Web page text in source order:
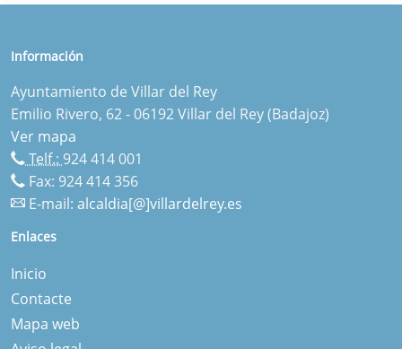
Información
Ayuntamiento de Villar del Rey
Emilio Rivero, 62 - 06192 Villar del Rey (Badajoz)
Ver mapa
Telf.: 924 414 001
Fax: 924 414 356
E-mail: alcaldia[@]villardelrey.es
Enlaces
Inicio
Contacte
Mapa web